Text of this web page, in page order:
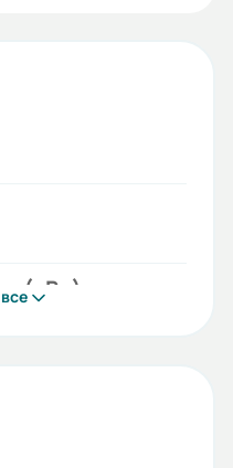
(кВт):